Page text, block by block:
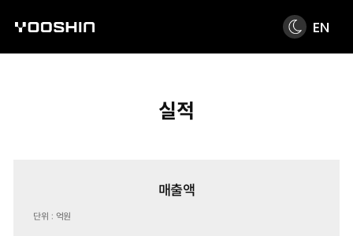
EN
실적
매출액
단위 : 억원